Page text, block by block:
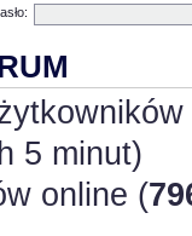
5 minut)
online (